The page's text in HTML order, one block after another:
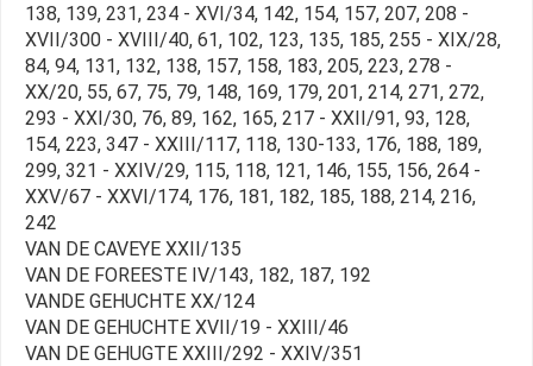
138, 139, 231, 234 - XVI/34, 142, 154, 157, 207, 208 -
XVII/300 - XVIII/40, 61, 102, 123, 135, 185, 255 - XIX/28,
84, 94, 131, 132, 138, 157, 158, 183, 205, 223, 278 -
XX/20, 55, 67, 75, 79, 148, 169, 179, 201, 214, 271, 272,
293 - XXI/30, 76, 89, 162, 165, 217 - XXII/91, 93, 128,
154, 223, 347 - XXIII/117, 118, 130-133, 176, 188, 189,
299, 321 - XXIV/29, 115, 118, 121, 146, 155, 156, 264 -
XXV/67 - XXVI/174, 176, 181, 182, 185, 188, 214, 216,
242
VAN DE CAVEYE XXII/135
VAN DE FOREESTE IV/143, 182, 187, 192
VANDE GEHUCHTE XX/124
VAN DE GEHUCHTE XVII/19 - XXIII/46
VAN DE GEHUGTE XXIII/292 - XXIV/351